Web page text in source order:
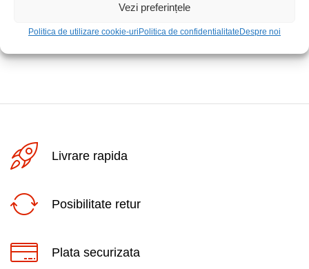
Vezi preferințele
Politica de utilizare cookie-uri Politica de confidentialitate Despre noi
109,00lei/Buc 68,00lei/Buc
Livrare rapida
Posibilitate retur
Plata securizata